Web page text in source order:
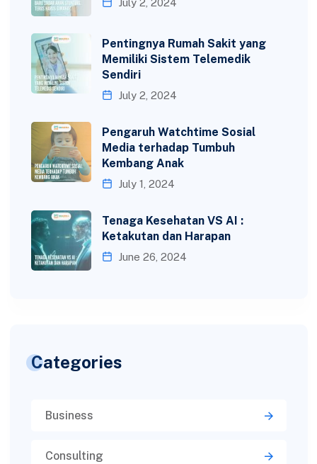
July 2, 2024
Pentingnya Rumah Sakit yang
Memiliki Sistem Telemedik
Sendiri
July 2, 2024
Pengaruh Watchtime Sosial
Media terhadap Tumbuh
Kembang Anak
July 1, 2024
Tenaga Kesehatan VS AI :
Ketakutan dan Harapan
June 26, 2024
Categories
Business
Consulting